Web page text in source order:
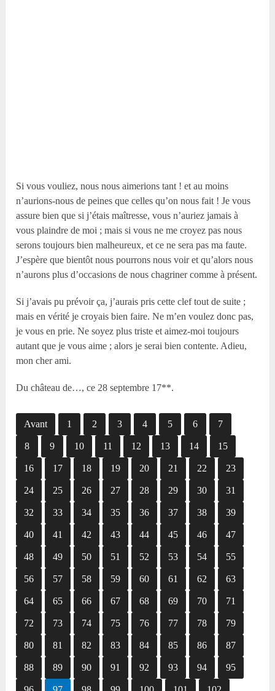
Si vous vouliez, nous nous aimerions tant ! et au moins
n’aurions-nous de peines que celles qu’on nous fait ! Je vous
assure bien que si j’étais maîtresse, vous n’auriez jamais à
vous plaindre de moi ; mais si vous ne me croyez pas nous
serons toujours bien malheureux, et ce ne sera pas ma faute.
J’espère que bientôt nous pourrons nous voir et qu’alors nous
n’aurons plus d’occasions de nous chagriner comme à présent.
Si j’avais pu prévoir ça, j’aurais pris cette clef tout de suite ;
mais en vérité je croyais bien faire. Ne m’en voulez donc pas,
je vous en prie. Ne soyez plus triste et aimez-moi toujours
autant que je vous aime ; alors je serai bien contente. Adieu,
mon cher ami.
Du château de…, ce 28 septembre 17**.
Avant 1 2 3 4 5 6 7
8 9 10 11 12 13 14 15
16 17 18 19 20 21 22 23
24 25 26 27 28 29 30 31
32 33 34 35 36 37 38 39
40 41 42 43 44 45 46 47
48 49 50 51 52 53 54 55
56 57 58 59 60 61 62 63
64 65 66 67 68 69 70 71
72 73 74 75 76 77 78 79
80 81 82 83 84 85 86 87
88 89 90 91 92 93 94 95